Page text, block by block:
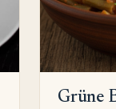
Grüne